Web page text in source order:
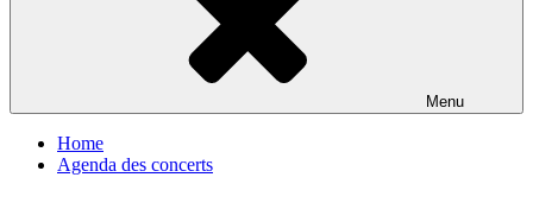
Menu
Home
Agenda des concerts